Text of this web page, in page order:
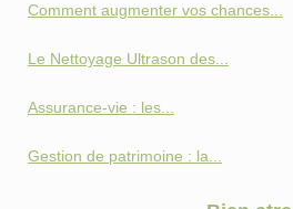
Comment augmenter vos chances...
Le Nettoyage Ultrason des...
Assurance-vie : les...
Gestion de patrimoine : la...